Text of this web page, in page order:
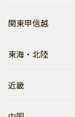
関東甲信越
東海・北陸
近畿